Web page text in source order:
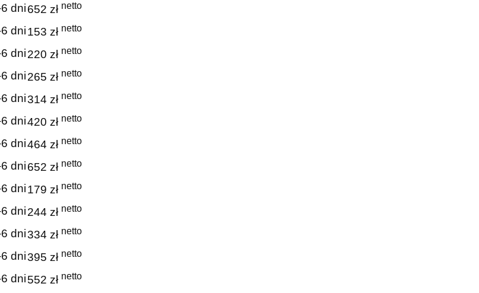
dni652 zł netto
dni153 zł netto
dni220 zł netto
dni265 zł netto
dni314 zł netto
dni420 zł netto
dni464 zł netto
dni652 zł netto
dni179 zł netto
dni244 zł netto
dni334 zł netto
dni395 zł netto
dni552 zł netto